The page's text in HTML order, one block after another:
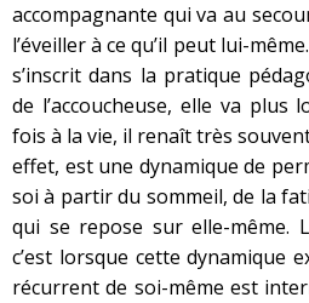
accompagnante qui va au
l’éveiller à ce qu’il peut lui-
s’inscrit dans la pratique
de l’accoucheuse, elle va plus
fois à la vie, il renaît très souvent
effet, est une dynamique de
soi à partir du sommeil, de la
qui se repose sur elle-même.
c’est lorsque cette dynamique
récurrent de soi-même est